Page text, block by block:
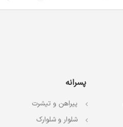
پسرانه
پیراهن و تیشرت
شلوار و شلوارک